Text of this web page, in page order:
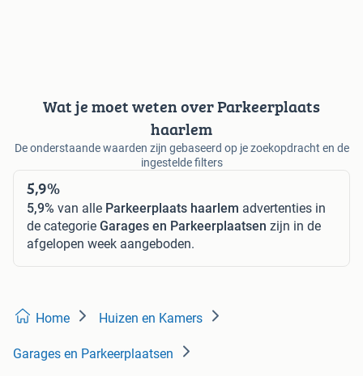
Wat je moet weten over Parkeerplaats
haarlem
De onderstaande waarden zijn gebaseerd op je zoekopdracht en de
ingestelde filters
5,9%
5,9% van alle Parkeerplaats haarlem advertenties in
de categorie Garages en Parkeerplaatsen zijn in de
afgelopen week aangeboden.
Home Huizen en Kamers
Garages en Parkeerplaatsen